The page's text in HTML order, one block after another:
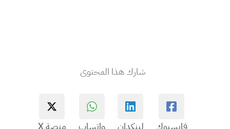
شارك هذا المحتوى